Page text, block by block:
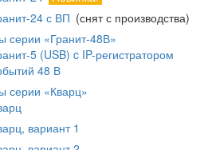
24 с ВП (снят с производства)
серии «Гранит-48В»
5 (USB) c IP-регистратором
48 В
серии «Кварц»
вариант 1